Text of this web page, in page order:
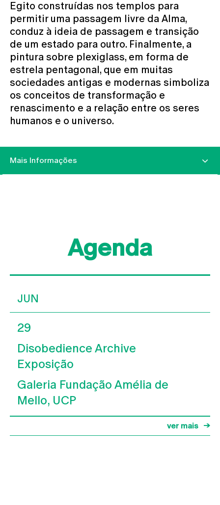
Egito construídas nos templos para
permitir uma passagem livre da Alma,
conduz à ideia de passagem e transição
de um estado para outro. Finalmente, a
pintura sobre plexiglass, em forma de
estrela pentagonal, que em muitas
sociedades antigas e modernas simboliza
os conceitos de transformação e
renascimento e a relação entre os seres
humanos e o universo.
Mais Informações
Agenda
JUN
29
Disobedience Archive
Exposição
Galeria Fundação Amélia de
Mello, UCP
ver mais